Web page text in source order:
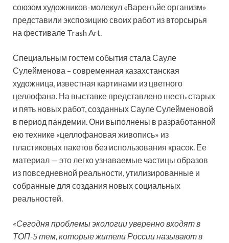
союзом художников-молекул «Варенъйеорганизм»
представили экспозицию своих работ из вторсырья
на фестивале Trash Art.
Специальным гостем события стала Сауле
Сулейменова – современная казахстанская
художница, известная картинами из цветного
целлофана. На выставке представлено шесть старых
и пять новых работ, созданных Сауле Сулейменовой
в период пандемии. Они выполнены в разработанной
ею технике «целлофановая живопись» из
пластиковых пакетов без использования красок. Ее
материал — это легко узнаваемые частицы образов
из повседневной реальности, утилизированные и
собранные для создания новых социальных
реальностей.
«Сегодня проблемы экологии уверенно входят в
ТОП-5 тем, которые жители России называют в